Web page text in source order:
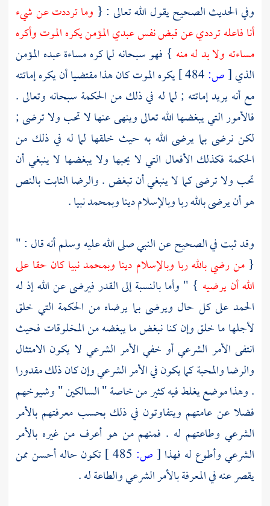
وفي الحديث الصحيح يقول الله تعالى : { وما ترددت عن شيء
أنا فاعله ترددي عن قبض نفس عبدي المؤمن يكره الموت وأكره
مساءته ولا بد له منه } فهو سبحانه لما كره مساءة عبده المؤمن
الذي[ص:
يكره الموت كان هذا مقتضيا أن يكره إماتته
مع أنه يريد إماتته ; لما له في ذلك من الحكمة سبحانه وتعالى .
فالأمور التي يبغضها الله تعالى وينهى عنها لا تحب ولا ترضى ;
لكن نرضى بما يرضى الله به حيث خلقها لما له في ذلك من
الحكمة فكذلك الأفعال التي لا يحبها ولا يبغضها لا ينبغي أن
تحب ولا ترضى كما لا ينبغي أن تبغض . والرضا الثابت بالنص
هو أن يرضى بالله ربا وبالإسلام ديناوبمحمدنبيا .
وقد ثبت في الصحيح عن النبي صلى الله عليه وسلم أنه قال : "
{من رضي بالله ربا وبالإسلام دينا وبمحمدنبيا كان حقا على
الله أن يرضيه } " وأما بالنسبة إلى القدر فيرضى عن الله إذ له
الحمد على كل حال ويرضى بما يرضاه من الحكمة التي خلق
لأجلها ما خلق وإن كنا نبغض ما يبغضه من المخلوقات فحيث
انتفى الأمر الشرعي أو خفي الأمر الشرعي لا يكون الامتثال
والرضا والمحبة كما يكون في الأمر الشرعي وإن كان ذلك مقدورا
. وهذا موضع يغلط فيه كثير من خاصة " السالكين " وشيوخهم
فضلا عن عامتهم ويتفاوتون في ذلك بحسب معرفتهم بالأمر
الشرعي وطاعتهم له . فمنهم من هو أعرف من غيره بالأمر
الشرعي وأطوع له فهذا [ص:
تكون حاله أحسن ممن
يقصر عنه في المعرفة بالأمر الشرعي والطاعة له .